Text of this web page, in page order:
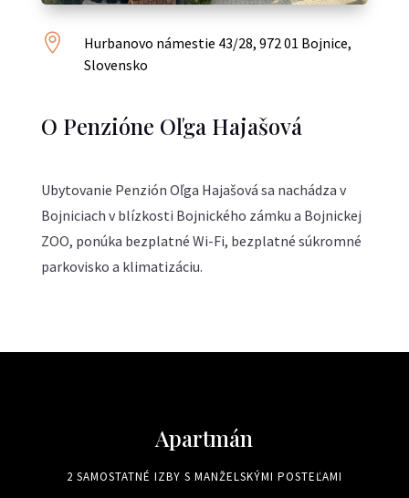

Hurbanovo námestie 43/28, 972 01 Bojnice,
Slovensko
O Penzióne Oľga Hajašová
Ubytovanie Penzión Oľga Hajašová sa nachádza v
Bojniciach v blízkosti Bojnického zámku a Bojnickej
ZOO, ponúka bezplatné Wi-Fi, bezplatné súkromné
parkovisko a klimatizáciu.
Apartmán
2 SAMOSTATNÉ IZBY S MANŽELSKÝMI POSTEĽAMI